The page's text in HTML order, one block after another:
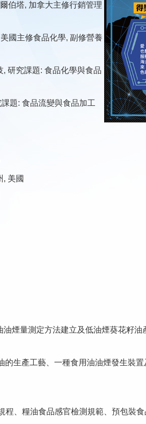
伯塔, 加拿大主修行銷管理
國主修食品化學, 副修營養
研究課題: 食品化學與食品
題: 食品流變與食品加工
, 美國
煙量測定方法建立及低油煙葵花籽
生產工藝、一種食用油油煙發生裝
、糧油食品感官檢測規範、預包裝